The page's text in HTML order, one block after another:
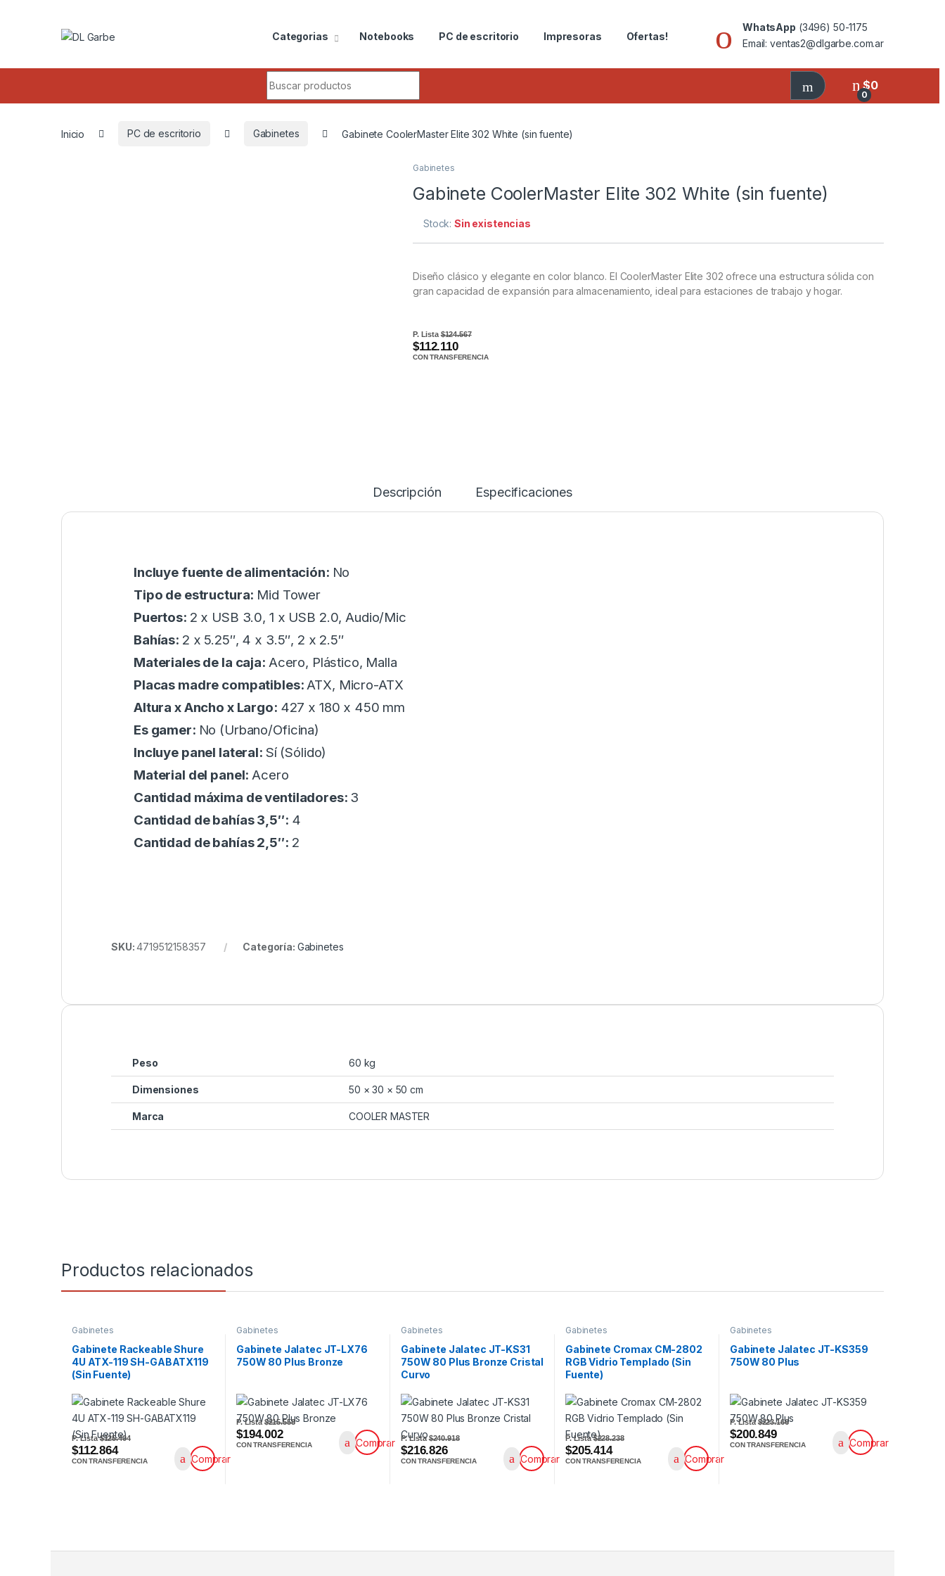
Categorias Notebooks PC de escritorio Impresoras Ofertas!
WhatsApp (3496) 50-1175
Email: ventas2@dlgarbe.com.ar
0
$0
Inicio PC de escritorio Gabinetes Gabinete CoolerMaster Elite 302 White (sin fuente)
Gabinetes
Gabinete CoolerMaster Elite 302 White (sin fuente)
Stock:Sin existencias
Diseño clásico y elegante en color blanco. El CoolerMaster Elite 302 ofrece una estructura sólida con
gran capacidad de expansión para almacenamiento, ideal para estaciones de trabajo y hogar.
P. Lista$124.567
$112.110
CON TRANSFERENCIA
Descripción Especificaciones
Incluye fuente de alimentación: No
Tipo de estructura: Mid Tower
Puertos: 2 x USB 3.0, 1 x USB 2.0, Audio/Mic
Bahías: 2 x 5.25″, 4 x 3.5″, 2 x 2.5″
Materiales de la caja: Acero, Plástico, Malla
Placas madre compatibles:ATX, Micro-ATX
Altura x Ancho x Largo: 427 x 180 x 450 mm
Es gamer: No (Urbano/Oficina)
Incluye panel lateral: Sí (Sólido)
Material del panel:Acero
Cantidad máxima de ventiladores: 3
Cantidad de bahías 3,5″: 4
Cantidad de bahías 2,5″: 2
SKU:4719512158357 Categoría: Gabinetes
Peso 60 kg
Dimensiones 50 × 30 × 50 cm
Marca COOLER MASTER
Productos relacionados
Gabinetes
Gabinete Rackeable Shure
4U ATX-119 SH-GABATX119
(Sin Fuente)
P. Lista$125.404
$112.864
CON TRANSFERENCIA Comprar
Gabinetes
Gabinete Jalatec JT-LX76
750W 80 Plus Bronze
P. Lista$215.558
$194.002
CON TRANSFERENCIA Comprar
Gabinetes
Gabinete Jalatec JT-KS31
750W 80 Plus Bronze Cristal
Curvo
P. Lista$240.918
$216.826
CON TRANSFERENCIA Comprar
Gabinetes
Gabinete Cromax CM-2802
RGB Vidrio Templado (Sin
Fuente)
P. Lista$228.238
$205.414
CON TRANSFERENCIA Comprar
Gabinetes
Gabinete Jalatec JT-KS359
750W 80 Plus
P. Lista$223.166
$200.849
CON TRANSFERENCIA Comprar